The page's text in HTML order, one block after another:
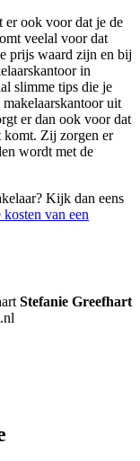
er ook voor dat je de
veelal voor dat
prijs waard zijn en bij
in
slimme tips die je
uit
er dan ook voor dat
komt. Zij zorgen er
wordt met de
Kijk dan eens
kosten van een
Stefanie Greefhart